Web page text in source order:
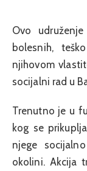
Ovo
bolesnih,
njihovom
socijalni rad u
Trenutno je u
kog se
njege
okolini. Akcija